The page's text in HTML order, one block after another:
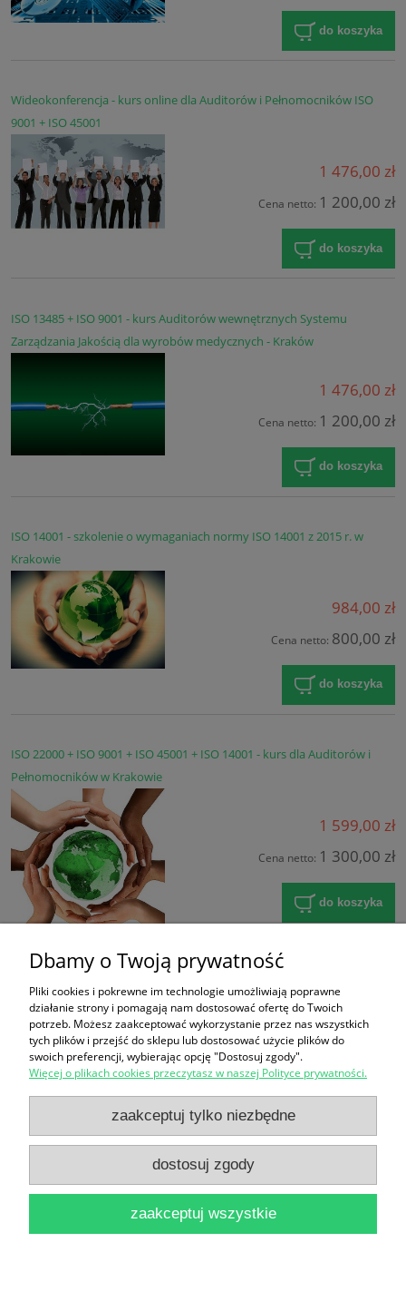
do koszyka
Wideokonferencja - kurs online dla Auditorów i Pełnomocników ISO
9001 + ISO 45001
1 476,00 zł
Cena netto: 1 200,00 zł
do koszyka
ISO 13485 + ISO 9001 - kurs Auditorów wewnętrznych Systemu
Zarządzania Jakością dla wyrobów medycznych - Kraków
1 476,00 zł
Cena netto: 1 200,00 zł
do koszyka
ISO 14001 - szkolenie o wymaganiach normy ISO 14001 z 2015 r. w
Krakowie
984,00 zł
Cena netto: 800,00 zł
do koszyka
ISO 22000 + ISO 9001 + ISO 45001 + ISO 14001 - kurs dla Auditorów i
Pełnomocników w Krakowie
1 599,00 zł
Cena netto: 1 300,00 zł
do koszyka
« 1
FORMULARZ ZGŁOSZENIA
Zakupy
Pomoc
Moje konto
Informacje
Dbamy o Twoją prywatność
Pliki cookies i pokrewne im technologie umożliwiają poprawne
działanie strony i pomagają nam dostosować ofertę do Twoich
potrzeb. Możesz zaakceptować wykorzystanie przez nas wszystkich
tych plików i przejść do sklepu lub dostosować użycie plików do
swoich preferencji, wybierając opcję "Dostosuj zgody".
Więcej o plikach cookies przeczytasz w naszej Polityce prywatności.
zaakceptuj tylko niezbędne
dostosuj zgody
zaakceptuj wszystkie